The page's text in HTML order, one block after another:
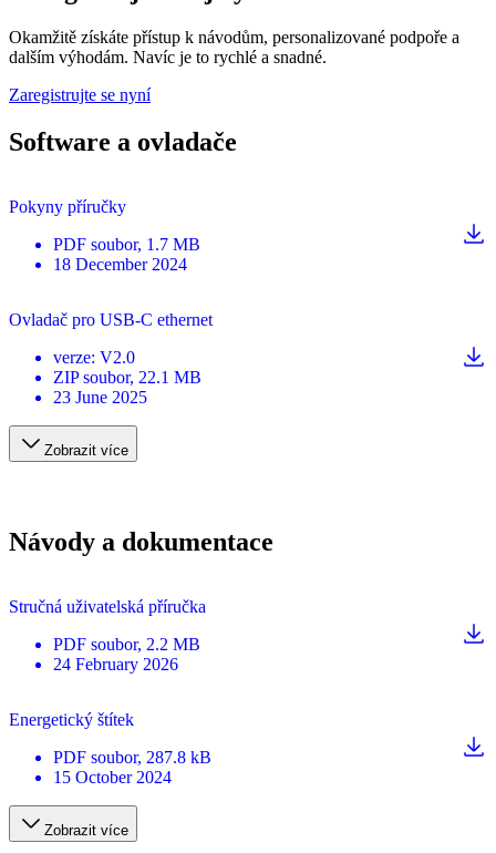
Okamžitě získáte přístup k návodům, personalizované podpoře a
dalším výhodám. Navíc je to rychlé a snadné.
Zaregistrujte se nyní
Software a ovladače
Pokyny příručky
PDF soubor, 1.7 MB
18 December 2024
Ovladač pro USB-C ethernet
verze: V2.0
ZIP soubor, 22.1 MB
23 June 2025
Zobrazit více
Návody a dokumentace
Stručná uživatelská příručka
PDF soubor, 2.2 MB
24 February 2026
Energetický štítek
PDF soubor, 287.8 kB
15 October 2024
Zobrazit více